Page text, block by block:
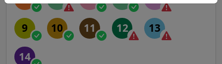
9 10 11 12 13
14